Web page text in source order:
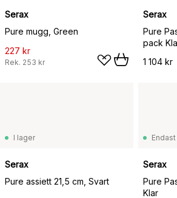
Serax
Pure mugg, Green
227 kr
Rek. 253 kr
Serax
Pure
pack
1 104 kr
I lager
Serax
Pure assiett 21,5 cm, Svart
Serax
Pure
Klar